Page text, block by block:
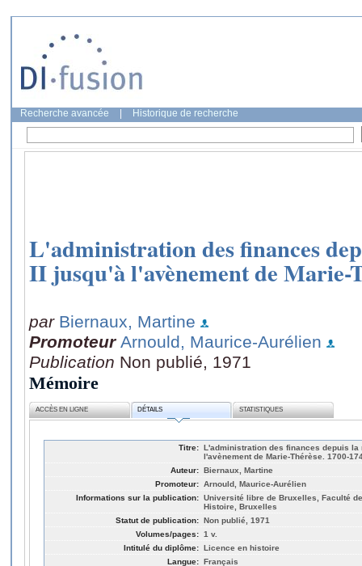
Recherche avancée Historique de recherche
L'administration des finances
II jusqu'à l'avènement de Marie-
par Biernaux, Martine
Promoteur Arnould, Maurice-Aurélien
Publication Non publié, 1971
Mémoire
ACCÈS EN LIGNE DÉTAILS STATISTIQUES
Titre: L'administration des finances depuis la
l'avènement de Marie-Thérèse. 1700-
Auteur: Biernaux, Martine
Promoteur: Arnould, Maurice-Aurélien
Informations sur la publication: Université libre de Bruxelles, Faculté
Histoire, Bruxelles
Statut de publication: Non publié, 1971
Volumes/pages: 1 v.
Intitulé du diplôme: Licence en histoire
Langue: Français